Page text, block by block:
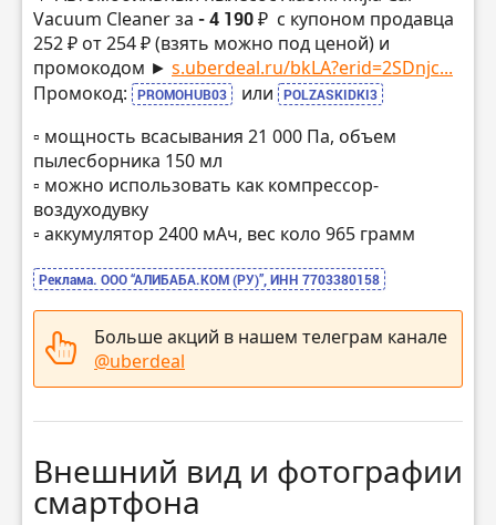
Vacuum Cleaner за - 4 190 ₽ с купоном продавца
252 ₽ от 254 ₽ (взять можно под ценой) и
промокодом ► s.uberdeal.ru/bkLA?erid=2SDnjc...
Промокод:
PROMOHUB03 или POLZASKIDKI3
▫️ мощность всасывания 21 000 Па, объем
пылесборника 150 мл
▫️ можно использовать как компрессор-
воздуходувку
▫️ аккумулятор 2400 мАч, вес коло 965 грамм
Реклама. ООО “АЛИБАБА.КОМ (РУ)”, ИНН 7703380158
Больше акций в нашем телеграм канале
@uberdeal
Внешний вид и фотографии
смартфона